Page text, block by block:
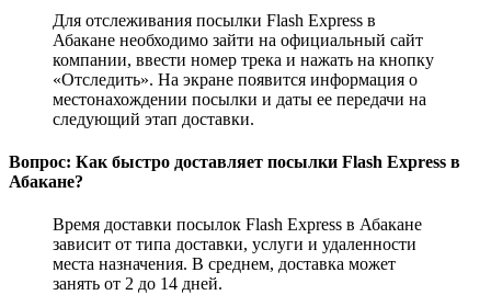
Для отслеживания посылки Flash Express в
Абакане необходимо зайти на официальный сайт
компании, ввести номер трека и нажать на кнопку
«Отследить». На экране появится информация о
местонахождении посылки и даты ее передачи на
следующий этап доставки.
Вопрос: Как быстро доставляет посылки Flash Express в
Абакане?
Время доставки посылок Flash Express в Абакане
зависит от типа доставки, услуги и удаленности
места назначения. В среднем, доставка может
занять от 2 до 14 дней.